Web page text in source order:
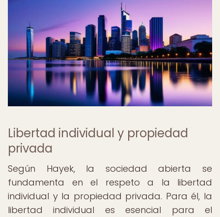
Libertad individual y propiedad
privada
Según Hayek, la sociedad abierta se
fundamenta en el respeto a la libertad
individual y la propiedad privada. Para él, la
libertad individual es esencial para el